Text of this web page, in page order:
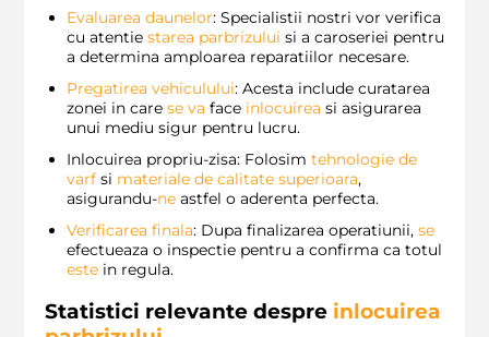
Evaluarea daunelor: Specialistii nostri vor verifica
cu atentie starea parbrizului si a caroseriei pentru
a determina amploarea reparatiilor necesare.
Pregatirea vehiculului: Acesta include curatarea
zonei in care se va face inlocuirea si asigurarea
unui mediu sigur pentru lucru.
Inlocuirea propriu-zisa: Folosim tehnologie de
varf si materiale de calitate superioara,
asigurandu-ne astfel o aderenta perfecta.
Verificarea finala: Dupa finalizarea operatiunii, se
efectueaza o inspectie pentru a confirma ca totul
este in regula.
Statistici relevante despre inlocuirea